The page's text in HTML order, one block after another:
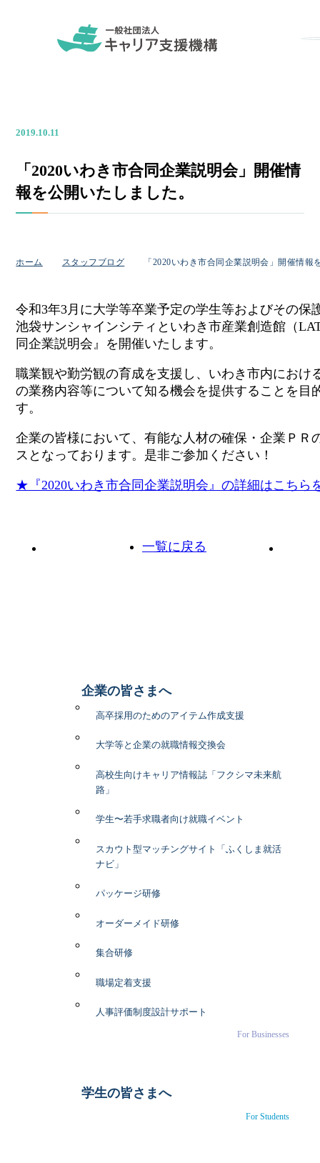
2019.10.11
「2020いわき市合同企業説明会」開催情
報を公開いたしました。
ホーム スタッフブログ 「2020いわき市合同企業説明会」開催情報
令和3年3月に大学等卒業予定の学生等およびその保
池袋サンシャインシティといわき市産業創造館（
同企業説明会』を開催いたします。
職業観や勤労観の育成を支援し、いわき市内におけ
の業務内容等について知る機会を提供することを目
す。
企業の皆様において、有能な人材の確保・企業ＰＲ
スとなっております。是非ご参加ください！
★『2020いわき市合同企業説明会』の詳細はこちら
一覧に戻る
企業の皆さまへ
高卒採用のためのアイテム作成支援
大学等と企業の就職情報交換会
高校生向けキャリア情報誌「フクシマ未来航
路」
学生〜若手求職者向け就職イベント
スカウト型マッチングサイト「ふくしま就活
ナビ」
パッケージ研修
オーダーメイド研修
集合研修
職場定着支援
人事評価制度設計サポート
For Businesses
学生の皆さまへ
For Students